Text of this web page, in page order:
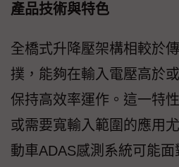
產品技術與特色
全橋式升降壓架構相較於
撲，能夠在輸入電壓高於
保持高效率運作。這一特
或需要寬輸入範圍的應用
動車ADAS感測系統可能